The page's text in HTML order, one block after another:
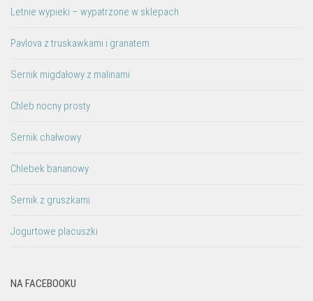
Letnie wypieki – wypatrzone w sklepach
Pavlova z truskawkami i granatem
Sernik migdałowy z malinami
Chleb nocny prosty
Sernik chałwowy
Chlebek bananowy
Sernik z gruszkami
Jogurtowe placuszki
NA FACEBOOKU